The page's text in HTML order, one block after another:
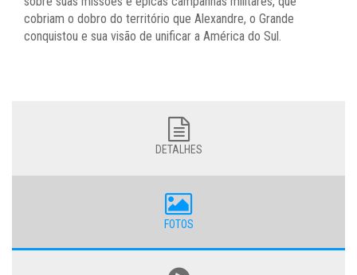
cobriam o dobro do território que Alexandre, o Grande
conquistou e sua visão de unificar a América do Sul.
DETALHES
FOTOS